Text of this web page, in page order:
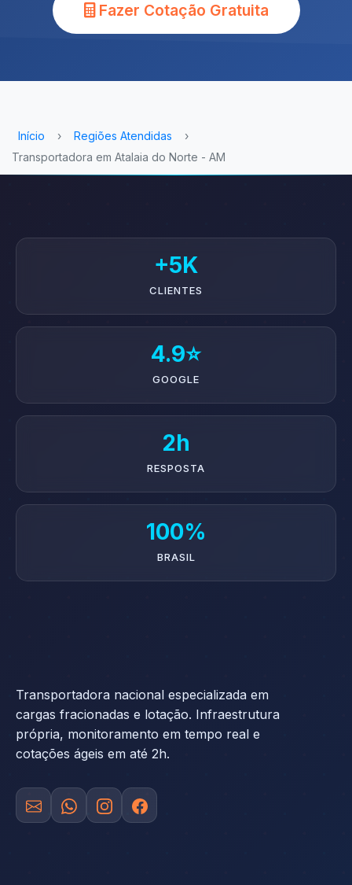
Fazer Cotação Gratuita
Início › Regiões Atendidas
›
Transportadora em Atalaia do Norte - AM
+5K
CLIENTES
4.9⭐
GOOGLE
2h
RESPOSTA
100%
BRASIL
Transportadora nacional especializada em
cargas fracionadas e lotação. Infraestrutura
própria, monitoramento em tempo real e
cotações ágeis em até 2h.